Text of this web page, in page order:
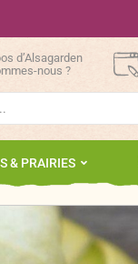
d’Alsagarden
nous ?
& PRAIRIES